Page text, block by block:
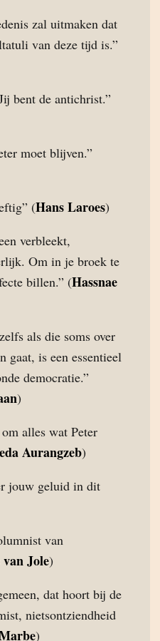
zal uitmaken dat
van deze tijd is.”
bent de antichrist.”
moet blijven.”
(Hans Laroes)
verbleekt,
Om in je broek te
billen.” (Hassnae
als die soms over
gaat, is een essentieel
democratie.”
)
alles wat Peter
Aurangzeb)
jouw geluid in dit
van
Jole)
dat hoort bij de
nietsontziendheid
)